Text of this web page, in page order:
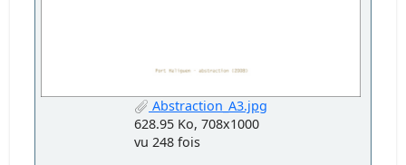
Abstraction_A3.jpg
628.95 Ko, 708x1000
vu 248 fois